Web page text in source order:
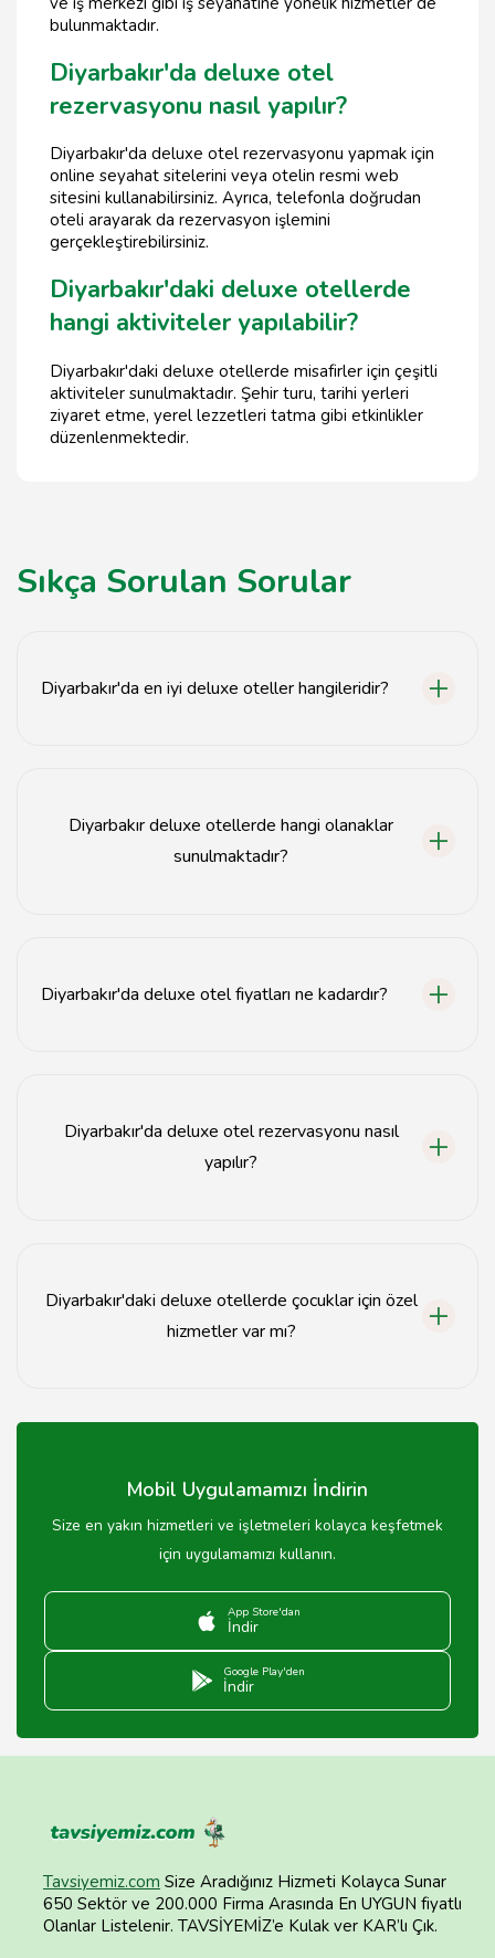
bulunmaktadır.
Diyarbakır'da deluxe otel
rezervasyonu nasıl yapılır?
Diyarbakır'da deluxe otel rezervasyonu yapmak için
online seyahat sitelerini veya otelin resmi web
sitesini kullanabilirsiniz. Ayrıca, telefonla doğrudan
oteli arayarak da rezervasyon işlemini
gerçekleştirebilirsiniz.
Diyarbakır'daki deluxe otellerde
hangi aktiviteler yapılabilir?
Diyarbakır'daki deluxe otellerde misafirler için çeşitli
aktiviteler sunulmaktadır. Şehir turu, tarihi yerleri
ziyaret etme, yerel lezzetleri tatma gibi etkinlikler
düzenlenmektedir.
Sıkça Sorulan Sorular
Diyarbakır'da en iyi deluxe oteller hangileridir?
Diyarbakır deluxe otellerde hangi olanaklar
sunulmaktadır?
Diyarbakır'da deluxe otel fiyatları ne kadardır?
Diyarbakır'da deluxe otel rezervasyonu nasıl
yapılır?
Diyarbakır'daki deluxe otellerde çocuklar için özel
hizmetler var mı?
hizmetler ve aktiviteler sunmaktadır.
Mobil Uygulamamızı İndirin
Size en yakın hizmetleri ve işletmeleri kolayca keşfetmek
için uygulamamızı kullanın.
App Store'dan
İndir
Google Play'den
İndir
Tavsiyemiz.com Size Aradığınız Hizmeti Kolayca Sunar
650 Sektör ve 200.000 Firma Arasında En UYGUN fiyatlı
Olanlar Listelenir. TAVSİYEMİZ’e Kulak ver KAR’lı Çık.